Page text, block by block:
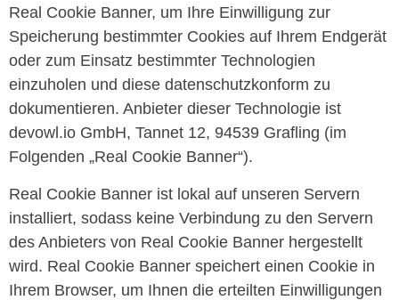
Real Cookie Banner, um Ihre Einwilligung zur
Speicherung bestimmter Cookies auf Ihrem Endgerät
oder zum Einsatz bestimmter Technologien
einzuholen und diese datenschutzkonform zu
dokumentieren. Anbieter dieser Technologie ist
devowl.io GmbH, Tannet 12, 94539 Grafling (im
Folgenden „Real Cookie Banner“).
Real Cookie Banner ist lokal auf unseren Servern
installiert, sodass keine Verbindung zu den Servern
des Anbieters von Real Cookie Banner hergestellt
wird. Real Cookie Banner speichert einen Cookie in
Ihrem Browser, um Ihnen die erteilten Einwilligungen